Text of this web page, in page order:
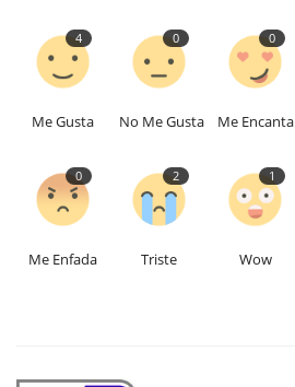
4
Me Gusta
0
No Me Gusta
0
Me Encanta
0
Me Enfada
2
Triste
1
Wow